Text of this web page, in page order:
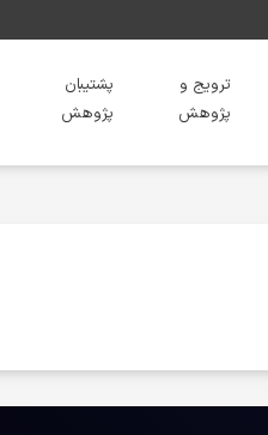
ترویج و
پژوهش
پشتیبان
پژوهش